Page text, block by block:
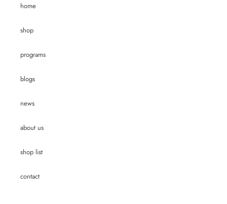
home
shop
programs
blogs
news
about us
shop list
contact